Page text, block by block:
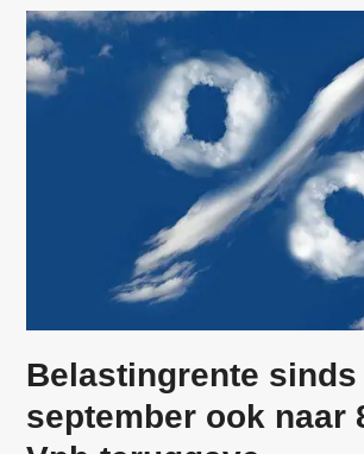
Belastingrente sinds
september ook naar